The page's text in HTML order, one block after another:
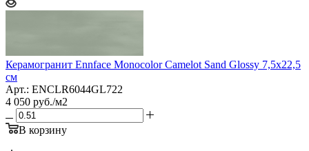
Керамогранит Ennface Monocolor Camelot Sand Glossy 7,5x22,5
см
Арт.: ENCLR6044GL722
4 050 руб./м2
В корзину